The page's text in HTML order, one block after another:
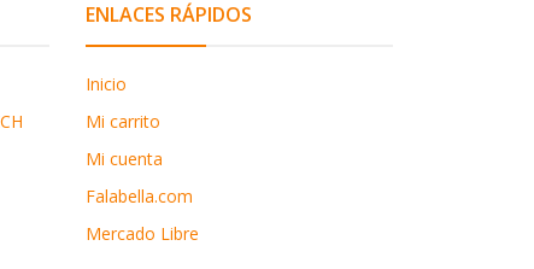
ENLACES RÁPIDOS
Inicio
Mi carrito
Mi cuenta
Falabella.com
Mercado Libre